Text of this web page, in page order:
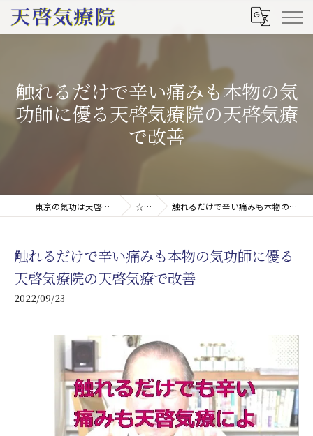
触れるだけで辛い痛みも本物の気
功師に優る天啓気療院の天啓気療
で改善
東京の気功は天啓気療院(天啓気功療法治療院) ☆ブログ 触れるだけで辛い痛みも本物の気功師に優る天啓気療院の天啓気療で改善
触れるだけで辛い痛みも本物の気功師に優る
天啓気療院の天啓気療で改善
2022/09/23